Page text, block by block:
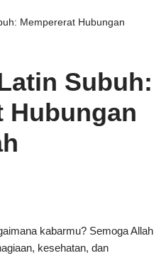
Mempererat Hubungan
Subuh:
Hubungan
kabarmu? Semoga Allah
kesehatan, dan